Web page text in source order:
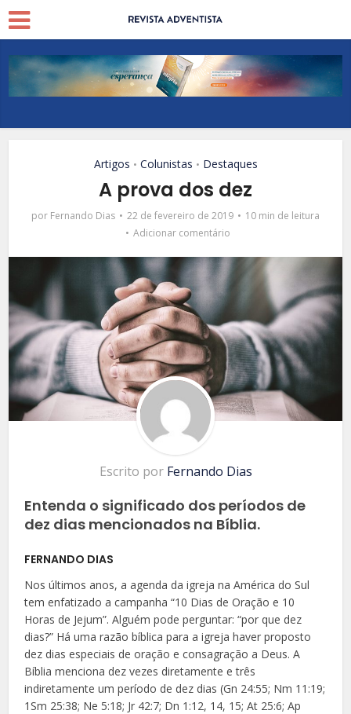
Artigos • Colunistas • Destaques
A prova dos dez
por Fernando Dias 22 de fevereiro de 2019
10 min de leitura
Adicionar comentário
Escrito por Fernando Dias
Entenda o significado dos períodos de
dez dias mencionados na Bíblia.
FERNANDO DIAS
Nos últimos anos, a agenda da igreja na América do Sul
tem enfatizado a campanha “10 Dias de Oração e 10
Horas de Jejum”. Alguém pode perguntar: “por que dez
dias?” Há uma razão bíblica para a igreja haver proposto
dez dias especiais de oração e consagração a Deus. A
Bíblia menciona dez vezes diretamente e três
indiretamente um período de dez dias (Gn 24:55; Nm 11:19;
1Sm 25:38; Ne 5:18; Jr 42:7; Dn 1:12, 14, 15; At 25:6; Ap